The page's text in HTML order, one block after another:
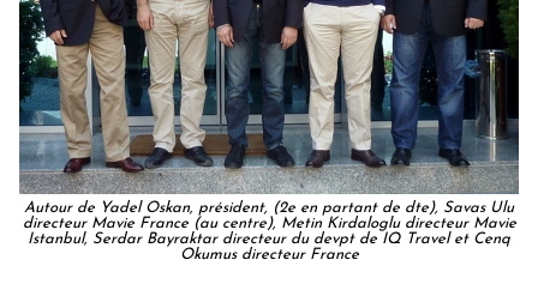
Autour de Yadel Oskan, président, (2e en partant de dte), Savas Ulu
directeur Mavie France (au centre), Metin Kirdaloglu directeur Mavie
Istanbul, Serdar Bayraktar directeur du devpt de IQ Travel et Cenq
Okumus directeur France